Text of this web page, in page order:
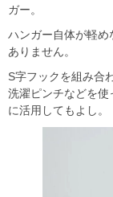
ガー。
ハンガー自体が軽
ありません。
S字フックを組み合
洗濯ピンチなどを使
に活用してもよし。